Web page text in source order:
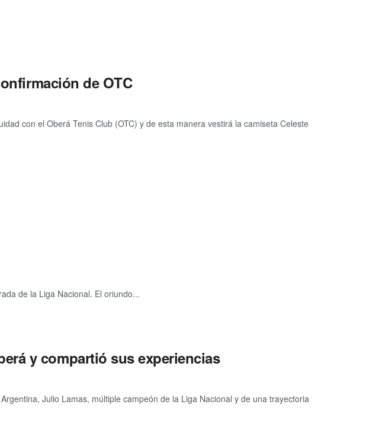
de OTC
con el Oberá Tenis Club (OTC) y de esta manera vestirá la camiseta Celeste
de la Liga Nacional. El oriundo...
y compartió sus experiencias
Julio Lamas, múltiple campeón de la Liga Nacional y de una trayectoria